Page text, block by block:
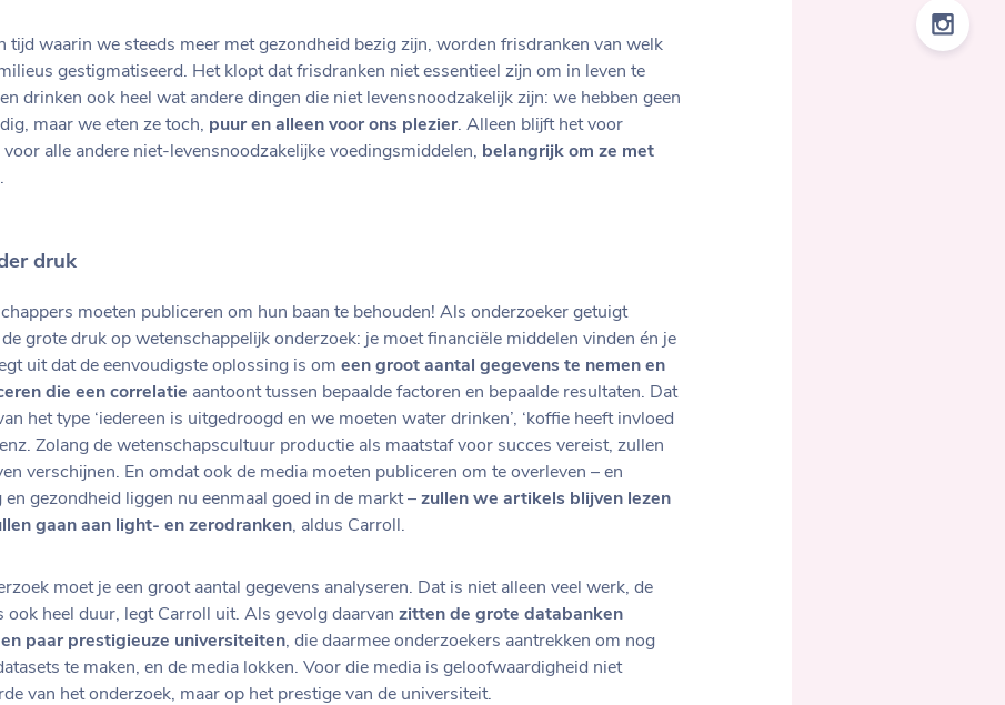
tijd waarin we steeds meer met gezondheid bezig zijn, worden frisdranken van welk
gestigmatiseerd. Het klopt dat frisdranken niet essentieel zijn om in leven te
drinken ook heel wat andere dingen die niet levensnoodzakelijk zijn: we hebben geen
maar we eten ze toch, puur en alleen voor ons plezier. Alleen blijft het voor
alle andere niet-levensnoodzakelijke voedingsmiddelen, belangrijk om ze met
.
druk
moeten publiceren om hun baan te behouden! Als onderzoeker getuigt
grote druk op wetenschappelijk onderzoek: je moet financiële middelen vinden én je
uit dat de eenvoudigste oplossing is om een groot aantal gegevens te nemen en
die een correlatie aantoont tussen bepaalde factoren en bepaalde resultaten. Dat
het type ‘iedereen is uitgedroogd en we moeten water drinken’, ‘koffie heeft invloed
Zolang de wetenschapscultuur productie als maatstaf voor succes vereist, zullen
verschijnen. En omdat ook de media moeten publiceren om te overleven – en
en gezondheid liggen nu eenmaal goed in de markt – zullen we artikels blijven lezen
gaan aan light- en zerodranken, aldus Carroll.
moet je een groot aantal gegevens analyseren. Dat is niet alleen veel werk, de
ook heel duur, legt Carroll uit. Als gevolg daarvan zitten de grote databanken
paar prestigieuze universiteiten, die daarmee onderzoekers aantrekken om nog
te maken, en de media lokken. Voor die media is geloofwaardigheid niet
van het onderzoek, maar op het prestige van de universiteit.